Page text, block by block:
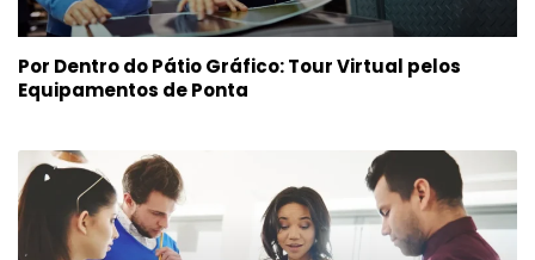
Por Dentro do Pátio Gráfico: Tour Virtual pelos
Equipamentos de Ponta